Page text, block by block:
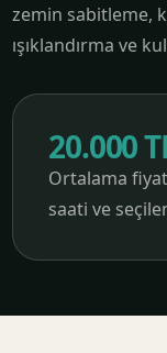
zemin sabitleme,
ışıklandırma ve
20.000
Ortalama
saati ve